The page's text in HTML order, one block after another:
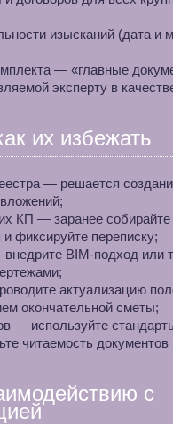
изысканий (дата и
— «главные
эксперту в
их избежать
— решается
КП — заранее собирайте
фиксируйте переписку;
BIM‑подход или
актуализацию
окончательной сметы;
— используйте
читаемость
с